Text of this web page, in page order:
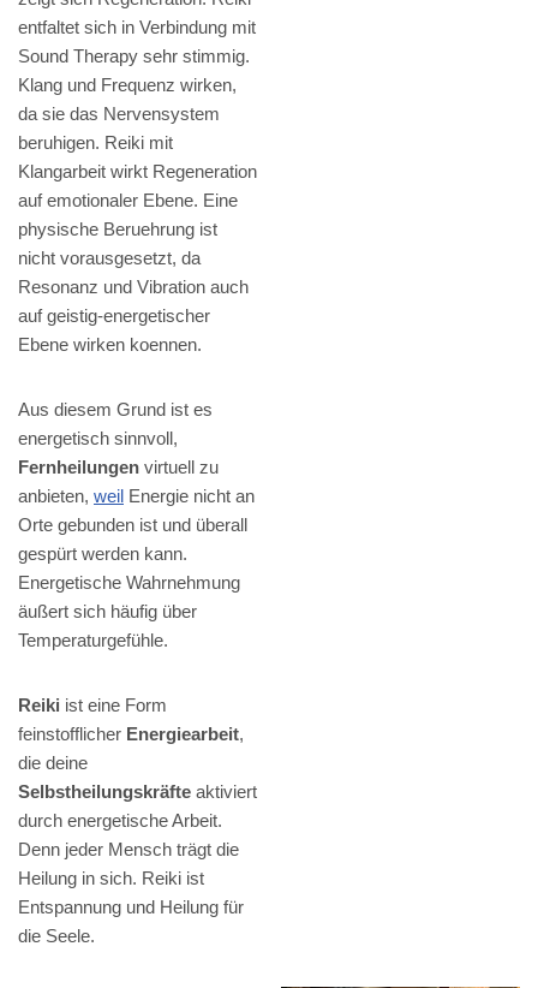
entfaltet sich in Verbindung mit
Sound Therapy sehr stimmig.
Klang und Frequenz wirken,
da sie das Nervensystem
beruhigen. Reiki mit
Klangarbeit wirkt Regeneration
auf emotionaler Ebene. Eine
physische Beruehrung ist
nicht vorausgesetzt, da
Resonanz und Vibration auch
auf geistig-energetischer
Ebene wirken koennen.
Aus diesem Grund ist es
energetisch sinnvoll,
Fernheilungen virtuell zu
anbieten, weil Energie nicht an
Orte gebunden ist und überall
gespürt werden kann.
Energetische Wahrnehmung
äußert sich häufig über
Temperaturgefühle.
Reiki ist eine Form
feinstofflicher Energiearbeit,
die deine
Selbstheilungskräfte aktiviert
durch energetische Arbeit.
Denn jeder Mensch trägt die
Heilung in sich. Reiki ist
Entspannung und Heilung für
die Seele.